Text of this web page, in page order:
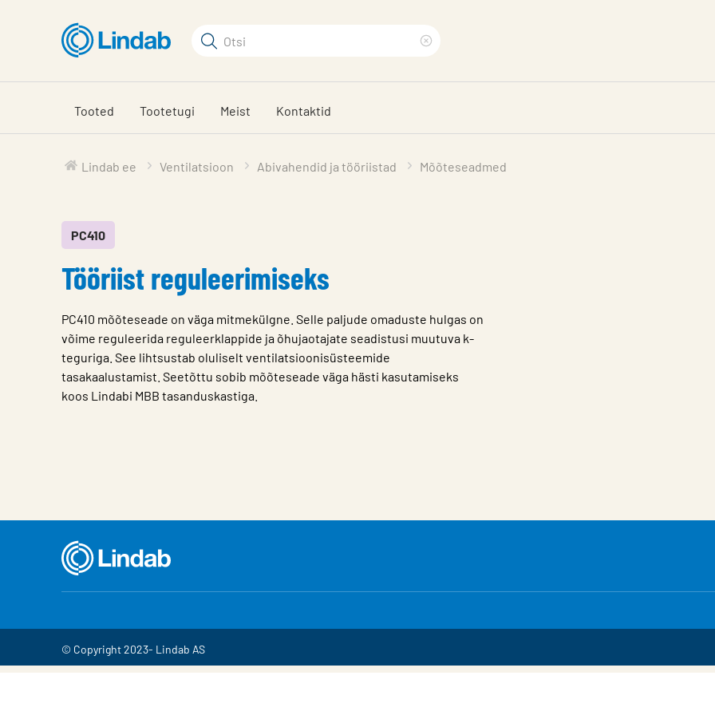
Otsi
search
Tooted Tootetugi Meist Kontaktid
Lindab ee Ventilatsioon Abivahendid ja tööriistad Mõõteseadmed
PC410
Tööriist reguleerimiseks
PC410 mõõteseade on väga mitmekülgne. Selle paljude omaduste hulgas on
võime reguleerida reguleerklappide ja õhujaotajate seadistusi muutuva k-
teguriga. See lihtsustab oluliselt ventilatsioonisüsteemide
tasakaalustamist. Seetõttu sobib mõõteseade väga hästi kasutamiseks
koos Lindabi MBB tasanduskastiga.
© Copyright 2023- Lindab AS